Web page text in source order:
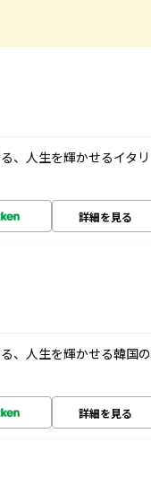
、人生を輝かせるイタリ
詳細を見る
、人生を輝かせる韓国の
詳細を見る